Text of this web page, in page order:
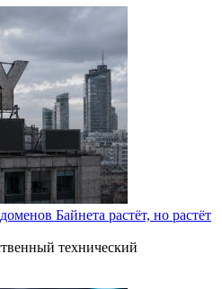
Байнета растёт, но растёт
технический